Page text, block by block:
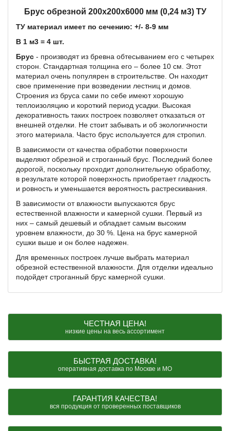
Брус обрезной 200х200х6000 мм (0,24 м3) ТУ
ТУ материал имеет по сечению: +/- 8-9 мм
В 1 м3 = 4 шт.
Брус - производят из бревна обтесыванием его с четырех
сторон. Стандартная толщина его – более 10 см. Этот
материал очень популярен в строительстве. Он находит
свое применение при возведении лестниц и домов.
Строения из бруса сами по себе имеют хорошую
теплоизоляцию и короткий период усадки. Высокая
декоративность таких построек позволяет отказаться от
внешней отделки. Не стоит забывать и об экологичности
этого материала. Часто брус используется для стропил.
В зависимости от качества обработки поверхности
выделяют обрезной и строганный брус. Последний более
дорогой, поскольку проходит дополнительную обработку,
в результате которой поверхность приобретает гладкость
и ровность и уменьшается вероятность растрескивания.
В зависимости от влажности выпускаются брус
естественной влажности и камерной сушки. Первый из
них – самый дешевый и обладает самым высоким
уровнем влажности, до 30 %. Цена на брус камерной
сушки выше и он более надежен.
Для временных построек лучше выбрать материал
обрезной естественной влажности. Для отделки идеально
подойдет строганный брус камерной сушки.
ЧЕСТНАЯ ЦЕНА!
низкие цены на весь ассортимент
БЫСТРАЯ ДОСТАВКА!
оперативная доставка по Москве и МО
ГАРАНТИЯ КАЧЕСТВА!
вся продукция от проверенных поставщиков